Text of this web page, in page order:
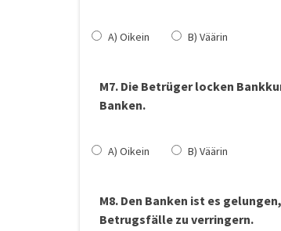
A) Oikein B) Väärin
M7. Die Betrüger locken
Banken.
A) Oikein B) Väärin
M8. Den Banken ist es
Betrugsfälle zu verringern.